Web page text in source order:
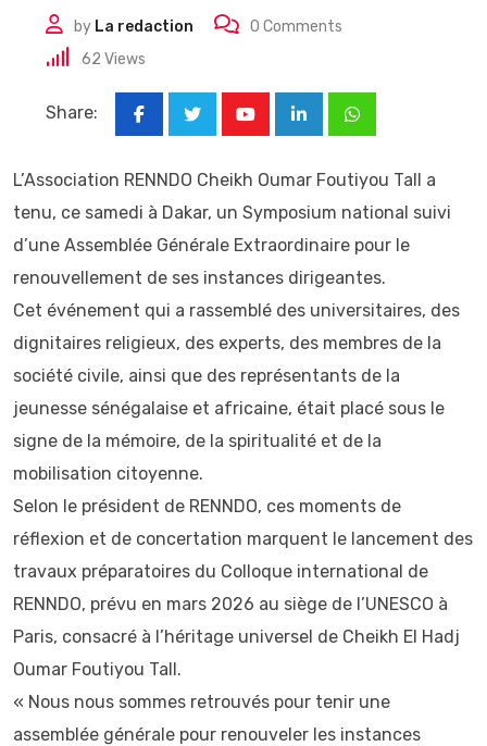
by La redaction 0 Comments
62 Views
Share:
LinkedInWhatsapp
L’Association RENNDO Cheikh Oumar Foutiyou Tall a
tenu, ce samedi à Dakar, un Symposium national suivi
d’une Assemblée Générale Extraordinaire pour le
renouvellement de ses instances dirigeantes.
Cet événement qui a rassemblé des universitaires, des
dignitaires religieux, des experts, des membres de la
société civile, ainsi que des représentants de la
jeunesse sénégalaise et africaine, était placé sous le
signe de la mémoire, de la spiritualité et de la
mobilisation citoyenne.
Selon le président de RENNDO, ces moments de
réflexion et de concertation marquent le lancement des
travaux préparatoires du Colloque international de
RENNDO, prévu en mars 2026 au siège de l’UNESCO à
Paris, consacré à l’héritage universel de Cheikh El Hadj
Oumar Foutiyou Tall.
« Nous nous sommes retrouvés pour tenir une
assemblée générale pour renouveler les instances